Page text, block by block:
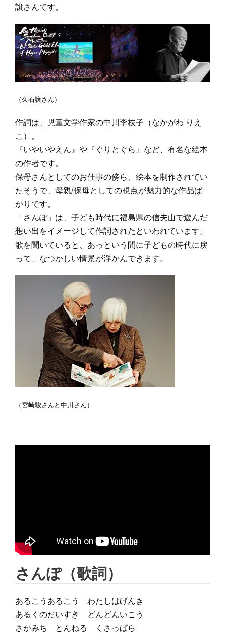
譲さんです。
（久石譲さん）
作詞は、児童文学作家の中川李枝子（なかがわ りえ
こ）。
『いやいやえん』や『ぐりとぐら』など、有名な絵本
の作者です。
保母さんとしてのお仕事の傍ら、絵本を制作されてい
たそうで、母親/保母としての視点が魅力的な作品ば
かりです。
「さんぽ」は、子ども時代に福島県の信夫山で遊んだ
想い出をイメージして作詞されたといわれています。
歌を聞いていると、あっという間に子どもの時代に戻
って、なつかしい情景が浮かんできます。
（宮崎駿さんと中川さん）
さんぽ（歌詞）
あるこうあるこう わたしはげんき
あるくのだいすき どんどんいこう
さかみち とんねる くさっぱら